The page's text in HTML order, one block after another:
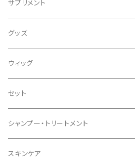
サプリメント
グッズ
ウィッグ
セット
シャンプー・トリートメント
スキンケア